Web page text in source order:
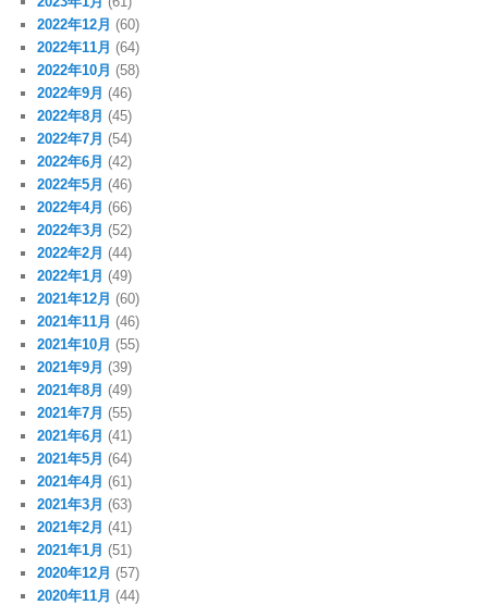
2022年12月 (60)
2022年11月 (64)
2022年10月 (58)
2022年9月 (46)
2022年8月 (45)
2022年7月 (54)
2022年6月 (42)
2022年5月 (46)
2022年4月 (66)
2022年3月 (52)
2022年2月 (44)
2022年1月 (49)
2021年12月 (60)
2021年11月 (46)
2021年10月 (55)
2021年9月 (39)
2021年8月 (49)
2021年7月 (55)
2021年6月 (41)
2021年5月 (64)
2021年4月 (61)
2021年3月 (63)
2021年2月 (41)
2021年1月 (51)
2020年12月 (57)
2020年11月 (44)